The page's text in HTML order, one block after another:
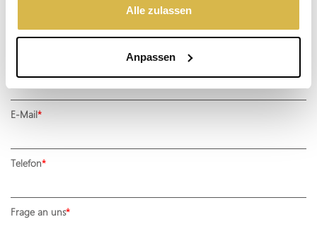
Alle zulassen
Anpassen
Haben Sie eine Frage zu diesem
Produkt?
E-Mail
Telefon
Frage an uns